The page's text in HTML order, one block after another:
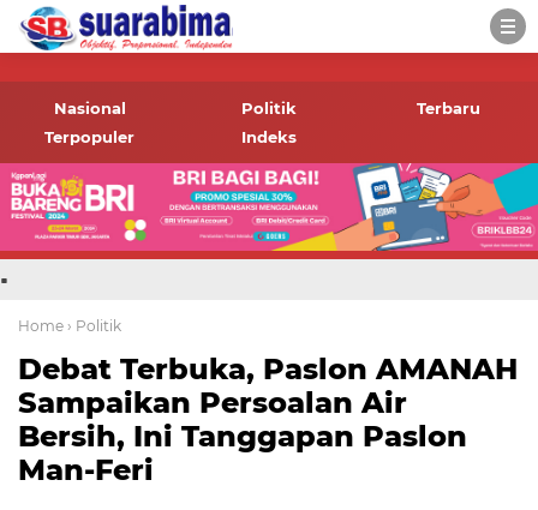
-->
informasi terbaru tentang
Bima dan daerah sekitar
Nasional Politik
Terbaru
Terpopuler
Indeks
.
Home › Politik
Debat Terbuka, Paslon AMANAH
Sampaikan Persoalan Air
Bersih, Ini Tanggapan Paslon
Man-Feri